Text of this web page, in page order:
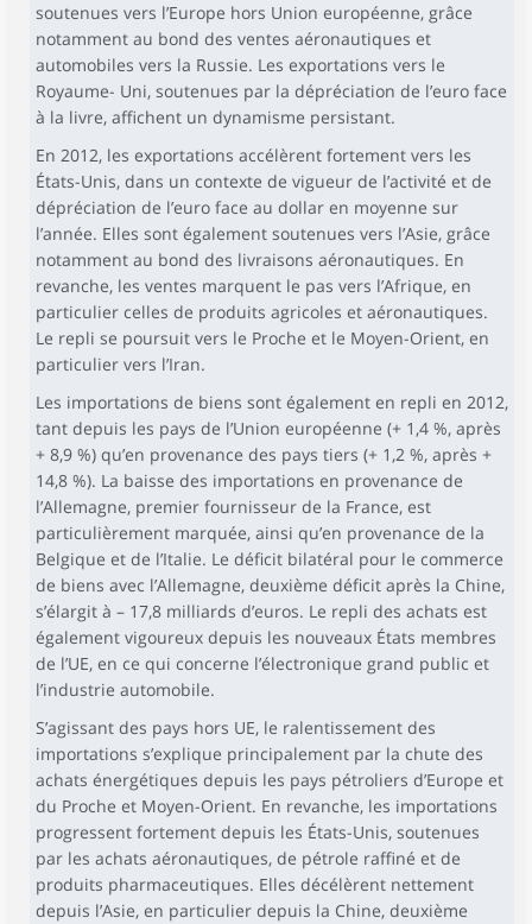
soutenues vers l’Europe hors Union européenne, grâce
notamment au bond des ventes aéronautiques et
automobiles vers la Russie. Les exportations vers le
Royaume- Uni, soutenues par la dépréciation de l’euro face
à la livre, affichent un dynamisme persistant.
En 2012, les exportations accélèrent fortement vers les
États-Unis, dans un contexte de vigueur de l’activité et de
dépréciation de l’euro face au dollar en moyenne sur
l’année. Elles sont également soutenues vers l’Asie, grâce
notamment au bond des livraisons aéronautiques. En
revanche, les ventes marquent le pas vers l’Afrique, en
particulier celles de produits agricoles et aéronautiques.
Le repli se poursuit vers le Proche et le Moyen-Orient, en
particulier vers l’Iran.
Les importations de biens sont également en repli en 2012,
tant depuis les pays de l’Union européenne (+ 1,4 %, après
+ 8,9 %) qu’en provenance des pays tiers (+ 1,2 %, après +
14,8 %). La baisse des importations en provenance de
l’Allemagne, premier fournisseur de la France, est
particulièrement marquée, ainsi qu’en provenance de la
Belgique et de l’Italie. Le déficit bilatéral pour le commerce
de biens avec l’Allemagne, deuxième déficit après la Chine,
s’élargit à – 17,8 milliards d’euros. Le repli des achats est
également vigoureux depuis les nouveaux États membres
de l’UE, en ce qui concerne l’électronique grand public et
l’industrie automobile.
S’agissant des pays hors UE, le ralentissement des
importations s’explique principalement par la chute des
achats énergétiques depuis les pays pétroliers d’Europe et
du Proche et Moyen-Orient. En revanche, les importations
progressent fortement depuis les États-Unis, soutenues
par les achats aéronautiques, de pétrole raffiné et de
produits pharmaceutiques. Elles décélèrent nettement
depuis l’Asie, en particulier depuis la Chine, deuxième